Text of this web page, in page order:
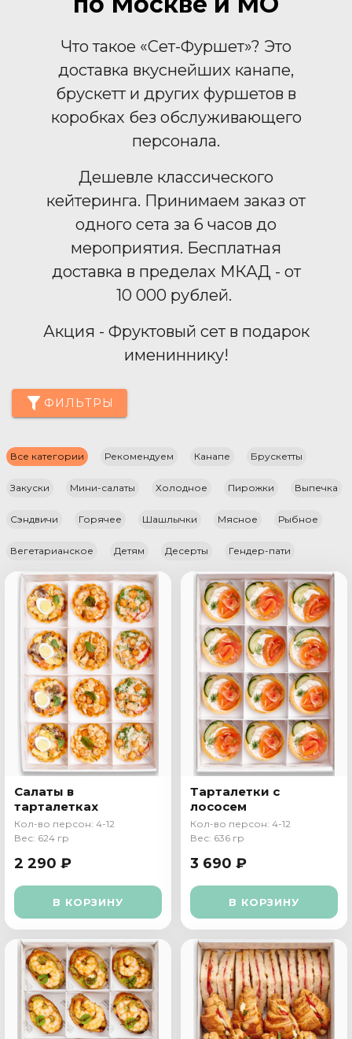
Что такое «Сет-Фуршет»? Это
доставка вкуснейших канапе,
брускетт и других фуршетов в
коробках без обслуживающего
персонала.
Дешевле классического
кейтеринга. Принимаем заказ от
одного сета за 6 часов до
мероприятия. Бесплатная
доставка в пределах МКАД - от
10 000 рублей.
Акция - Фруктовый сет в подарок
имениннику!
ФИЛЬТРЫ
Все категории Рекомендуем Канапе Брускетты
Закуски Мини-салаты Холодное Пирожки Выпечка
Сэндвичи Горячее Шашлычки Мясное Рыбное
Вегетарианское Детям Десерты Гендер-пати
Салаты в
тарталетках
Кол-во персон: 4-12
Вес: 624 гр
2 290 ₽
В КОРЗИНУ
Тарталетки с
лососем
Кол-во персон: 4-12
Вес: 636 гр
3 690 ₽
В КОРЗИНУ